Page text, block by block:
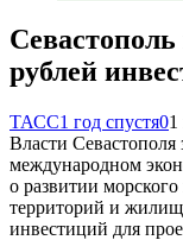
рублей
ТАСС1 год спустя0
Власти
международном
о развитии
территорий и
инвестиций для